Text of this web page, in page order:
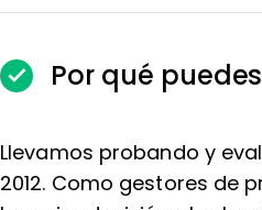
Por qué
Llevamos probando y
2012. Como gestores de